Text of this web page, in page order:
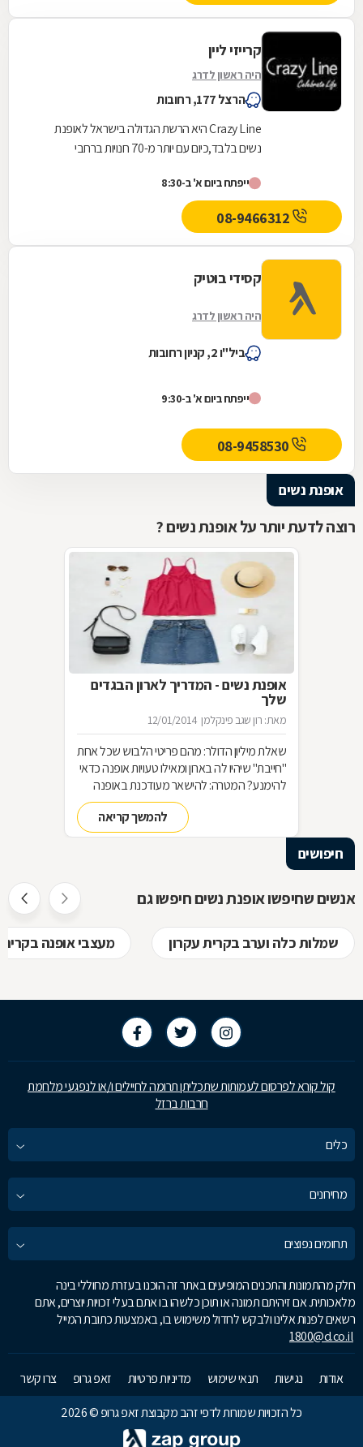
קרייזי ליין
היה ראשון לדרג
הרצל 177, רחובות
Crazy Line היא הרשת הגדולה בישראל לאופנת
נשים בלבד,כיום עם יותר מ-70 חנויות ברחבי
הנאמן שלה בגדים...
ייפתח ביום א' ב-8:30
קסידי בוטיק
היה ראשון לדרג
ביל"ו 2, קניון רחובות
ייפתח ביום א' ב-9:30
08-9458530
אופנת נשים
רוצה לדעת יותר על אופנת נשים ?
אופנת נשים - המדריך לארון הבגדים
שלך
מאת: רון שגב פינקלמן 12/01/2014
שאלת מיליון הדולר: מהם פריטי הלבוש שכל אחת
"חייבת" שיהיו לה בארון ומאילו טעויות אופנה כדאי
להימנע? המטרה: להישאר מעודכנת באופנה
מבלי להחליף מלתחה שלמה כל עונה האמצעי:
להמשך קריאה
חיפושים
אנשים שחיפשו אופנת נשים חיפשו גם
שמלות כלה וערב בקרית עקרון מעצבי אופנה בקרית
קול קורא לפרסום לעמותות שתכליתן תרומה לחיילים ו/או לנפגעי מלחמת
חרבות ברזל
כלים
מחירונים
תחומים נפוצים
חלק מהתמונות והתכנים המופיעים באתר זה הוכנו בעזרת מחוללי בינה
מלאכותית. אם זיהיתם תמונה או תוכן כלשהו בו אתם בעלי זכויות יוצרים, אתם
רשאים לפנות אלינו ולבקש לחדול משימוש בו, באמצעות כתובת המייל
1800@d.co.il
אודות נגישות תנאי שימוש מדיניות פרטיות זאפ גרופ
צרו קשר
כל הזכויות שמורות לדפי זהב מקבוצת זאפ גרופ © 2026